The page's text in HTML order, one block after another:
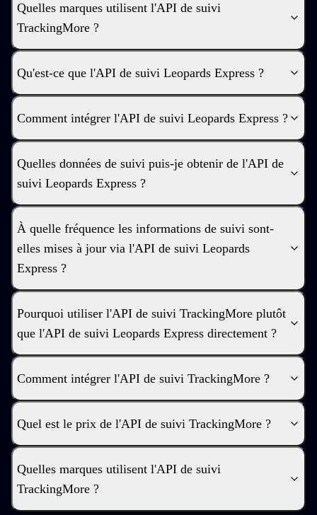
Quelles marques utilisent l'API de suivi
TrackingMore ?
Qu'est-ce que l'API de suivi Leopards Express ?
Comment intégrer l'API de suivi Leopards Express ?
Quelles données de suivi puis-je obtenir de l'API de
suivi Leopards Express ?
À quelle fréquence les informations de suivi sont-
elles mises à jour via l'API de suivi Leopards
Express ?
Pourquoi utiliser l'API de suivi TrackingMore plutôt
que l'API de suivi Leopards Express directement ?
Comment intégrer l'API de suivi TrackingMore ?
Quel est le prix de l'API de suivi TrackingMore ?
Quelles marques utilisent l'API de suivi
TrackingMore ?